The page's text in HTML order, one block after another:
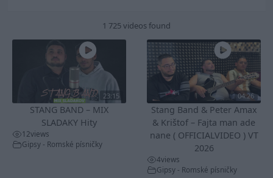
1 725 videos found
23:15
STANG BAND – MIX
SLADAKY Hity
12views
Gipsy - Romské písničky
04:26
Stang Band & Peter Amax
& Krištof – Fajta man ade
nane ( OFFICIALVIDEO ) VT
2026
4views
Gipsy - Romské písničky